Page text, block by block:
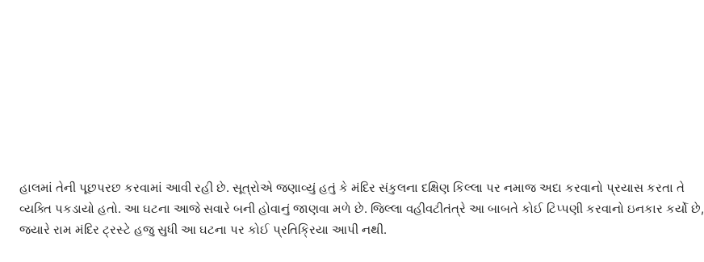
હાલમાં તેની પૂછપરછ કરવામાં આવી રહી છે. સૂત્રોએ જણાવ્યું હતું કે મંદિર સંકુલના દક્ષિણ કિલ્લા પર નમાજ અદા કરવાનો પ્રયાસ કરતા તે
વ્યક્તિ પકડાયો હતો. આ ઘટના આજે સવારે બની હોવાનું જાણવા મળે છે. જિલ્લા વહીવટીતંત્રે આ બાબતે કોઈ ટિપ્પણી કરવાનો ઇનકાર કર્યો છે,
જ્યારે રામ મંદિર ટ્રસ્ટે હજુ સુધી આ ઘટના પર કોઈ પ્રતિક્રિયા આપી નથી.